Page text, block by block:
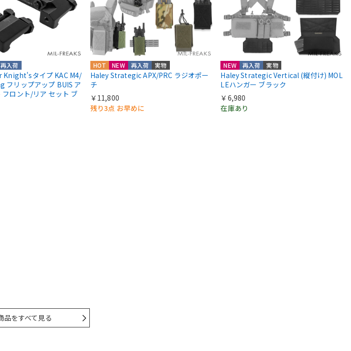
再入荷
Knight'sタイプ KAC M4/
フリップアップ BUIS ア
フロント/リア セット ブ
HOT NEW 再入荷 実物
Haley Strategic APX/PRC ラジオポー
チ
￥11,800
残り3点 お早めに
NEW 再入荷 実物
Haley Strategic Vertical (縦付け) MOL
LEハンガー ブラック
￥6,980
在庫あり
品をすべて見る